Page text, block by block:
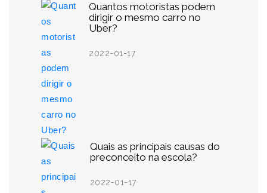
Quantos motoristas podem
dirigir o mesmo carro no
Uber?
2022-01-17
Quais as principais causas do
preconceito na escola?
2022-01-17